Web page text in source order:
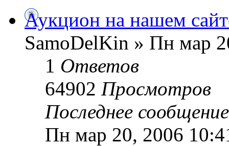
Аукцион на нашем
SamoDelKin » Пн мар
1 Ответов
64902 Просмотров
Последнее
Пн мар 20, 2006